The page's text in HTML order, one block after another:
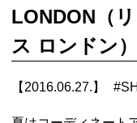
LONDON（
ス ロンドン
【2016.06.27.】 #